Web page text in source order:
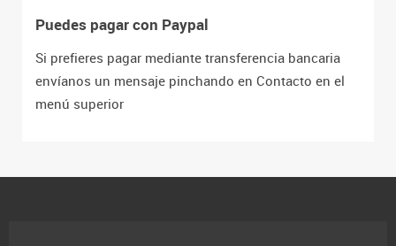
Puedes pagar con Paypal
Si prefieres pagar mediante transferencia bancaria
envíanos un mensaje pinchando en Contacto en el
menú superior